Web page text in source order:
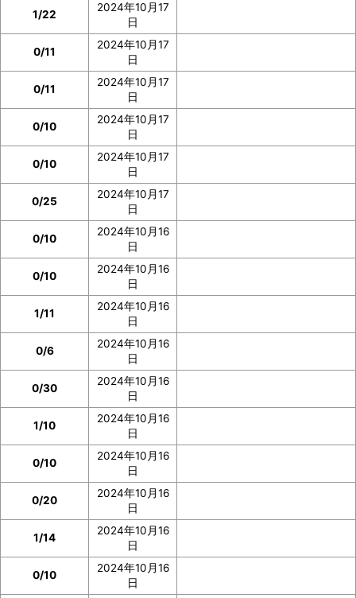
1/22
2024年10月17
日
0/11
2024年10月17
日
0/11
2024年10月17
日
0/10
2024年10月17
日
0/10
2024年10月17
日
0/25
2024年10月17
日
0/10
2024年10月16
日
0/10
2024年10月16
日
1/11
2024年10月16
日
0/6
2024年10月16
日
0/30
2024年10月16
日
1/10
2024年10月16
日
0/10
2024年10月16
日
0/20
2024年10月16
日
1/14
2024年10月16
日
0/10
2024年10月16
日